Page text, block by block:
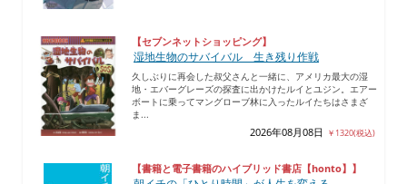
【セブンネットショッピング】
湿地生物のサバイバル 生き残り作戦
久しぶりに再会した叔父さんと一緒に、アメリカ最大の湿
地・エバーグレーズの探査に出かけたルイとユジン。エアー
ボートに乗ってマングローブ林に入ったルイたちはさまざ
ま...
2026年08月08日 ￥1320(税込)
【書籍と電子書籍のハイブリッド書店【honto】】